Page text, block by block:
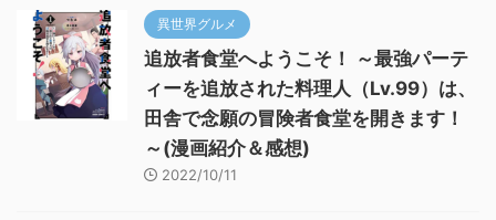
異世界グルメ
追放者食堂へようこそ！ ～最強パーテ
ィーを追放された料理人（Lv.99）は、
田舎で念願の冒険者食堂を開きます！
～(漫画紹介＆感想)
2022/10/11